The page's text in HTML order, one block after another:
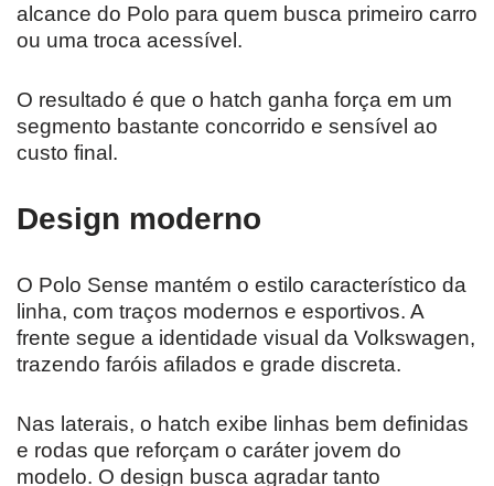
alcance do Polo para quem busca primeiro carro
ou uma troca acessível.
O resultado é que o hatch ganha força em um
segmento bastante concorrido e sensível ao
custo final.
Design moderno
O Polo Sense mantém o estilo característico da
linha, com traços modernos e esportivos. A
frente segue a identidade visual da Volkswagen,
trazendo faróis afilados e grade discreta.
Nas laterais, o hatch exibe linhas bem definidas
e rodas que reforçam o caráter jovem do
modelo. O design busca agradar tanto